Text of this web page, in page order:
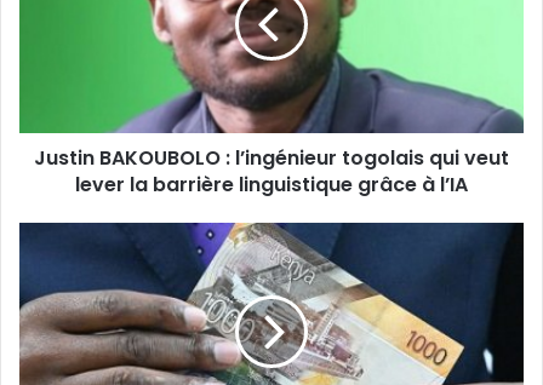
la
barrière
linguistique
Justin BAKOUBOLO : l’ingénieur togolais qui veut
lever la barrière linguistique grâce à l’IA
milliards
de
dollars